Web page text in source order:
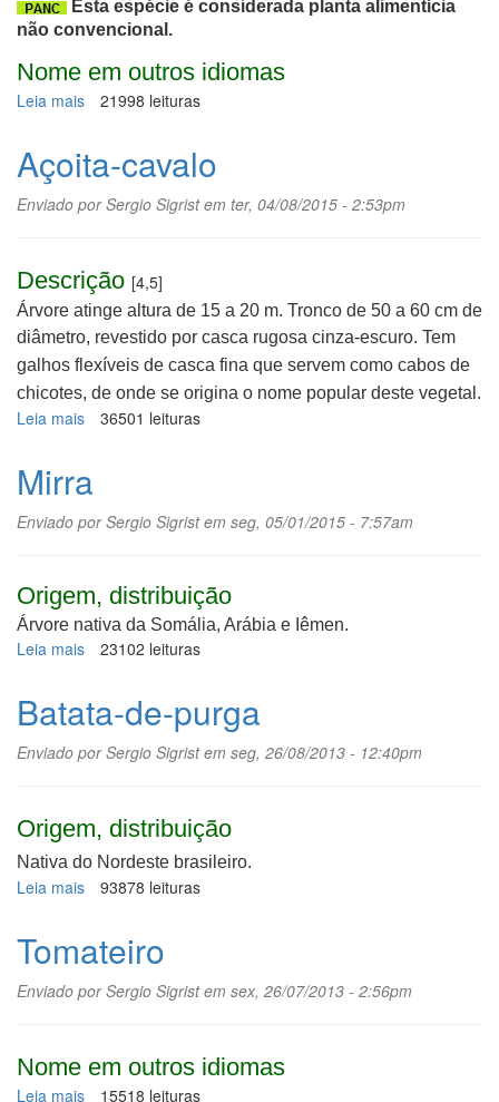
Esta espécie é considerada planta alimentícia
não convencional.
Nome em outros idiomas
Leia mais sobre
21998 leituras
Açoita-cavalo
Enviado porSergio Sigristem ter, 04/08/2015 - 2:53pm
Descrição [4,5]
Árvore atinge altura de 15 a 20 m. Tronco de 50 a 60 cm de
diâmetro, revestido por casca rugosa cinza-escuro. Tem
galhos flexíveis de casca fina que servem como cabos de
chicotes, de onde se origina o nome popular deste vegetal.
Leia mais sobre
36501 leituras
Mirra
Enviado porSergio Sigristem seg, 05/01/2015 - 7:57am
Origem, distribuição
Árvore nativa da Somália, Arábia e Iêmen.
Leia mais sobre
23102 leituras
Batata-de-purga
Enviado porSergio Sigristem seg, 26/08/2013 - 12:40pm
Origem, distribuição
Nativa do Nordeste brasileiro.
Leia mais sobre
purga
93878 leituras
Tomateiro
Enviado porSergio Sigristem sex, 26/07/2013 - 2:56pm
Nome em outros idiomas
Leia mais sobre
15518 leituras